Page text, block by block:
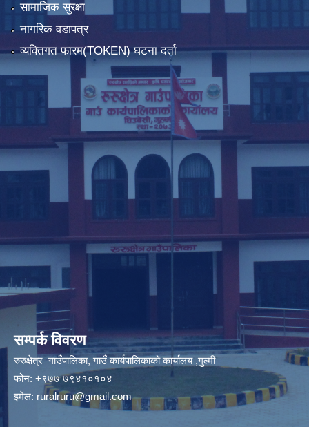
सामाजिक सुरक्षा
नागरिक वडापत्र
व्यक्तिगत फारम(TOKEN) घटना दर्ता
सम्पर्क विवरण
रुरुक्षेत्र गाउँपालिका, गाउँ कार्यपालिकाको कार्यालय ,गुल्मी
फोन: +९७७ ७९४१०१०४
इमेल: ruralruru@gmail.com